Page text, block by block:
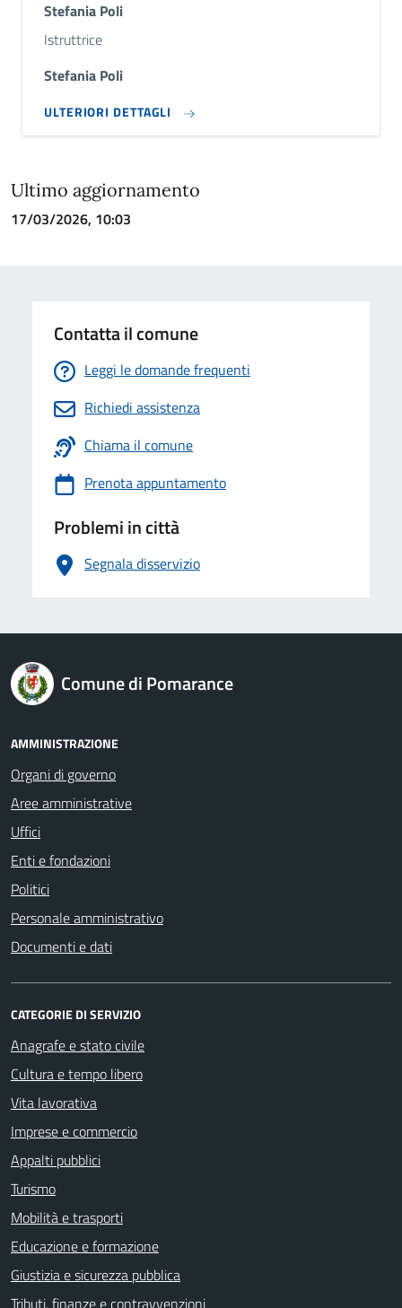
Stefania Poli
Descrizione breve
Istruttrice
Stefania Poli
ULTERIORI DETTAGLI
Ultimo aggiornamento
17/03/2026, 10:03
Contatta il comune
Leggi le domande frequenti
Richiedi assistenza
Chiama il comune
Prenota appuntamento
Problemi in città
Segnala disservizio
logo Unione Europea
Comune di Pomarance
AMMINISTRAZIONE
Organi di governo
Aree amministrative
Uffici
Enti e fondazioni
Politici
Personale amministrativo
Documenti e dati
CATEGORIE DI SERVIZIO
Anagrafe e stato civile
Cultura e tempo libero
Vita lavorativa
Imprese e commercio
Appalti pubblici
Turismo
Mobilità e trasporti
Educazione e formazione
Giustizia e sicurezza pubblica
Tributi, finanze e contravvenzioni